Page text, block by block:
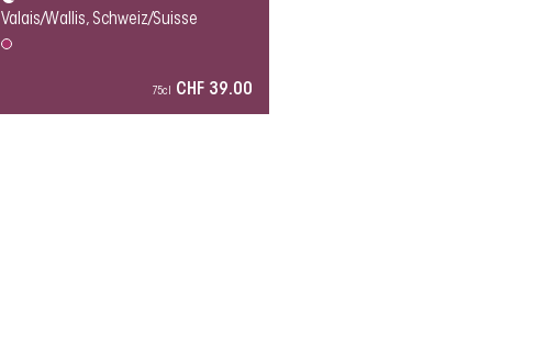
Valais/Wallis, Schweiz/Suisse
75cl CHF 39.00